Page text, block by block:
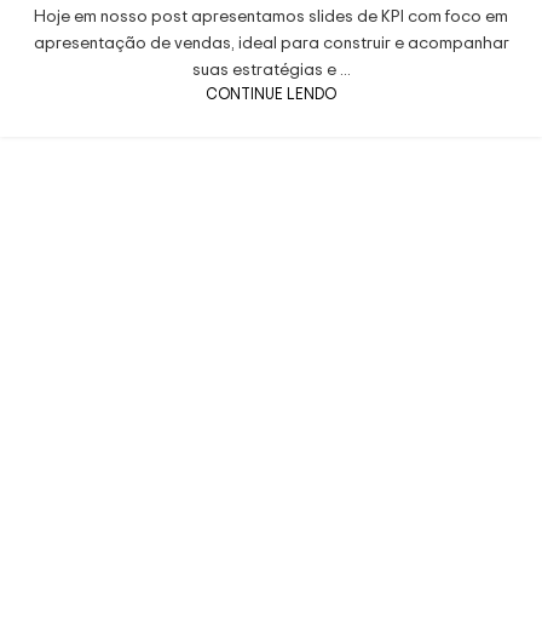
Hoje em nosso post apresentamos slides de KPI com foco em
apresentação de vendas, ideal para construir e acompanhar
suas estratégias e ...
CONTINUE LENDO